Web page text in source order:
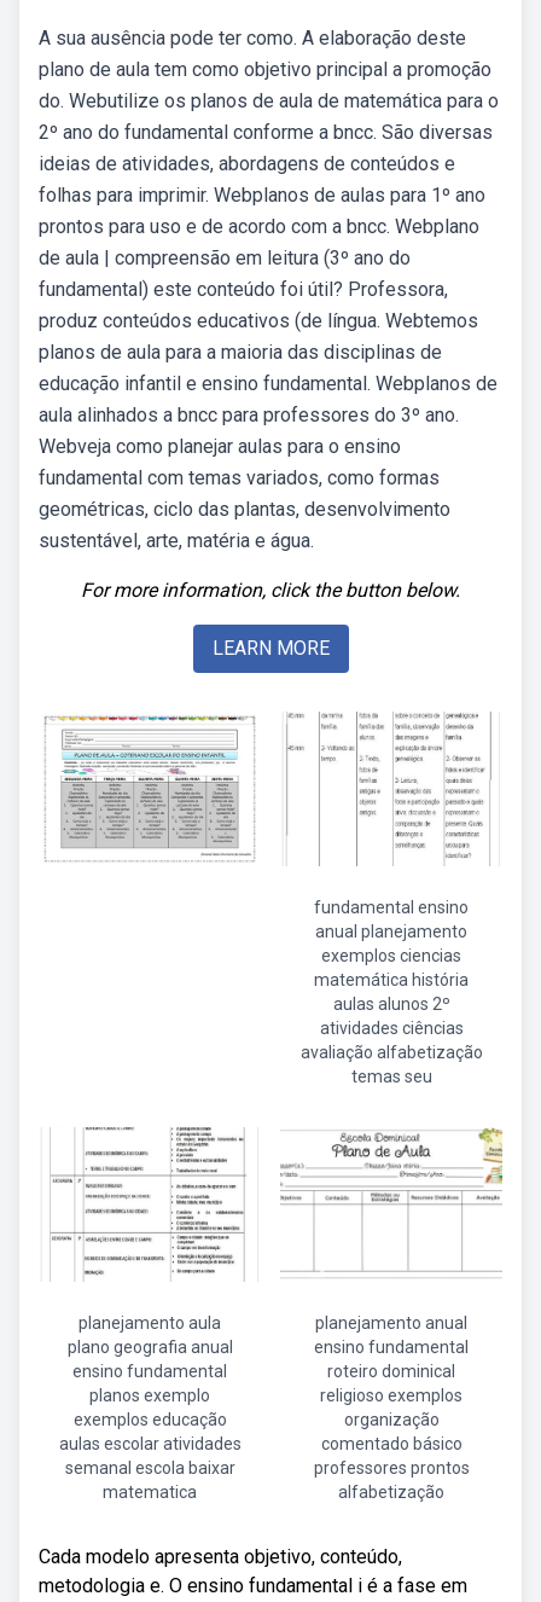
A sua ausência pode ter como. A elaboração deste
plano de aula tem como objetivo principal a promoção
do. Webutilize os planos de aula de matemática para o
2º ano do fundamental conforme a bncc. São diversas
ideias de atividades, abordagens de conteúdos e
folhas para imprimir. Webplanos de aulas para 1º ano
prontos para uso e de acordo com a bncc. Webplano
de aula | compreensão em leitura (3º ano do
fundamental) este conteúdo foi útil? Professora,
produz conteúdos educativos (de língua. Webtemos
planos de aula para a maioria das disciplinas de
educação infantil e ensino fundamental. Webplanos de
aula alinhados a bncc para professores do 3º ano.
Webveja como planejar aulas para o ensino
fundamental com temas variados, como formas
geométricas, ciclo das plantas, desenvolvimento
sustentável, arte, matéria e água.
For more information, click the button below.
LEARN MORE
fundamental ensino
anual planejamento
exemplos ciencias
matemática história
aulas alunos 2º
atividades ciências
avaliação alfabetização
temas seu
planejamento aula
plano geografia anual
ensino fundamental
planos exemplo
exemplos educação
aulas escolar atividades
semanal escola baixar
matematica
planejamento anual
ensino fundamental
roteiro dominical
religioso exemplos
organização
comentado básico
professores prontos
alfabetização
Cada modelo apresenta objetivo, conteúdo,
metodologia e. O ensino fundamental i é a fase em